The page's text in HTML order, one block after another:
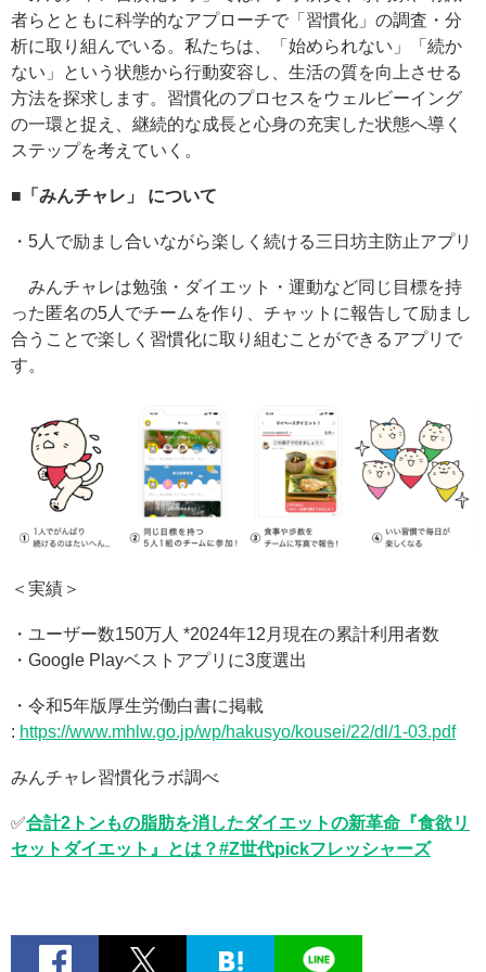
者らとともに科学的なアプローチで「習慣化」の調査・分
析に取り組んでいる。私たちは、「始められない」「続か
ない」という状態から行動変容し、生活の質を向上させる
方法を探求します。習慣化のプロセスをウェルビーイング
の一環と捉え、継続的な成長と心身の充実した状態へ導く
ステップを考えていく。
■「みんチャレ」 について
・5人で励まし合いながら楽しく続ける三日坊主防止アプリ
みんチャレは勉強・ダイエット・運動など同じ目標を持
った匿名の5人でチームを作り、チャットに報告して励まし
合うことで楽しく習慣化に取り組むことができるアプリで
す。
＜実績＞
・ユーザー数150万人 *2024年12月現在の累計利用者数
・Google Playベストアプリに3度選出
・令和5年版厚生労働白書に掲載
: https://www.mhlw.go.jp/wp/hakusyo/kousei/22/dl/1-03.pdf
みんチャレ習慣化ラボ調べ
✅合計2トンもの脂肪を消したダイエットの新革命『食欲リ
セットダイエット』とは？#Z世代pickフレッシャーズ